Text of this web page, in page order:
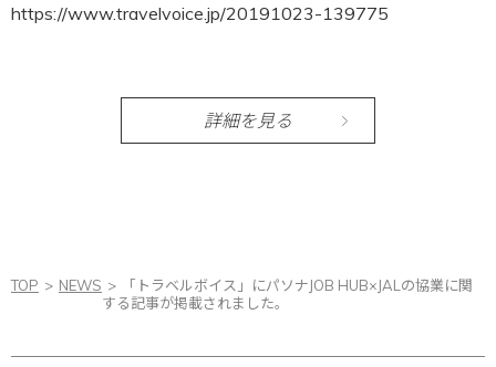
https://www.travelvoice.jp/20191023-139775
詳細を見る
TOP NEWS
「トラベルボイス」にパソナJOB HUB×JALの協業に関
する記事が掲載されました。